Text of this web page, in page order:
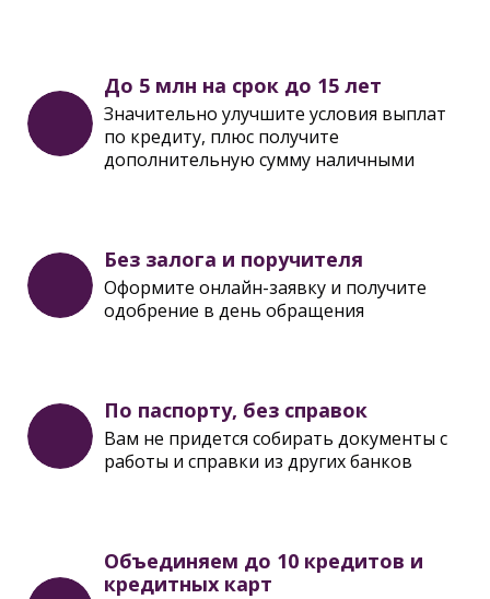
До 5 млн на срок до 15 лет
Значительно улучшите условия выплат
по кредиту, плюс получите
дополнительную сумму наличными
Без залога и поручителя
Оформите онлайн-заявку и получите
одобрение в день обращения
По паспорту, без справок
Вам не придется собирать документы с
работы и справки из других банков
Объединяем до 10 кредитов и
кредитных карт